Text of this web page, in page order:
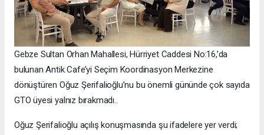
Gebze Sultan Orhan Mahallesi, Hürriyet Caddesi No:16,’da
bulunan Antik Cafe’yi Seçim Koordinasyon Merkezine
dönüştüren Oğuz Şerifalioğlu’nu bu önemli gününde çok sayıda
GTO üyesi yalnız bırakmadı..
Oğuz Şerifalioğlu açılış konuşmasında şu ifadelere yer verdi;